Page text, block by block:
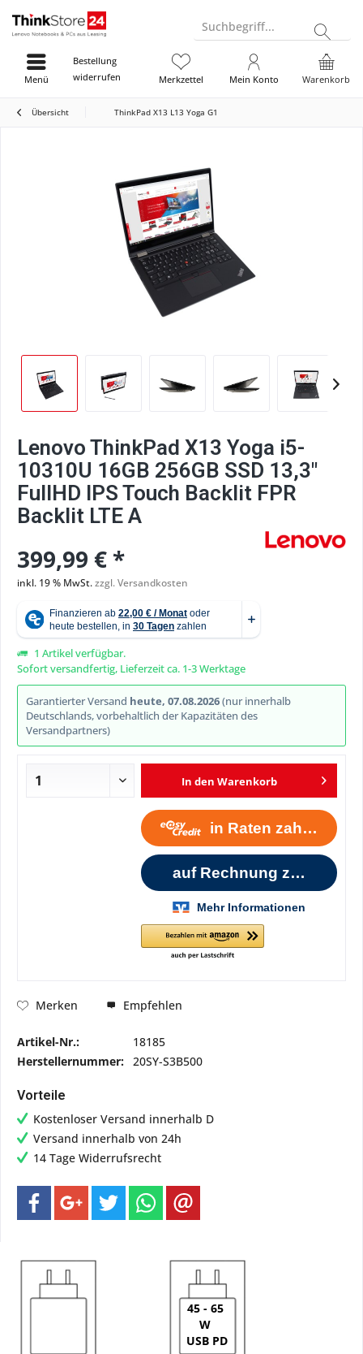
Suchbegriff...
Bestellung
widerrufen
Warenkorb
Merkzettel Mein Konto
Menü
Übersicht ThinkPad X13 L13 Yoga G1
Lenovo ThinkPad X13 Yoga i5-
10310U 16GB 256GB SSD 13,3"
FullHD IPS Touch Backlit FPR
Backlit LTE A
399,99 € *
inkl. 19 % MwSt.zzgl. Versandkosten
1 Artikel verfügbar.
Sofort versandfertig, Lieferzeit ca. 1-3 Werktage
Garantierter Versand heute, 07.08.2026(nur innerhalb
Deutschlands, vorbehaltlich der Kapazitäten des
Versandpartners)
In den Warenkorb
Merken Empfehlen
Artikel-Nr.:
18185
Herstellernummer:
20SY-S3B500
Vorteile
Kostenloser Versand innerhalb D
Versand innerhalb von 24h
14 Tage Widerrufsrecht
45 - 65
W
USB PD